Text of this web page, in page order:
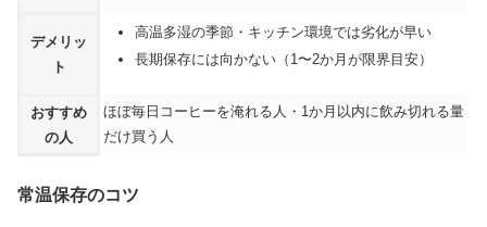
デメリッ
ト
高温多湿の季節・キッチン環境では劣化が早い
長期保存には向かない（1〜2か月が限界目安）
おすすめ
の人
ほぼ毎日コーヒーを淹れる人・1か月以内に飲み切れる量
だけ買う人
常温保存のコツ